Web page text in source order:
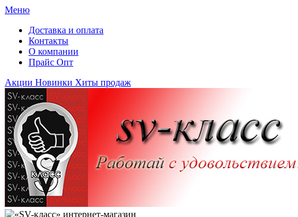
Меню
Доставка и оплата
Контакты
О компании
Прайс Опт
Акции Новинки Хиты продаж